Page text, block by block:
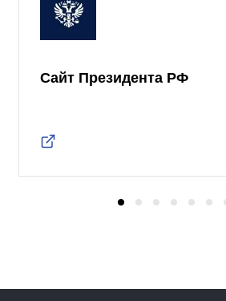
Сайт Президента РФ